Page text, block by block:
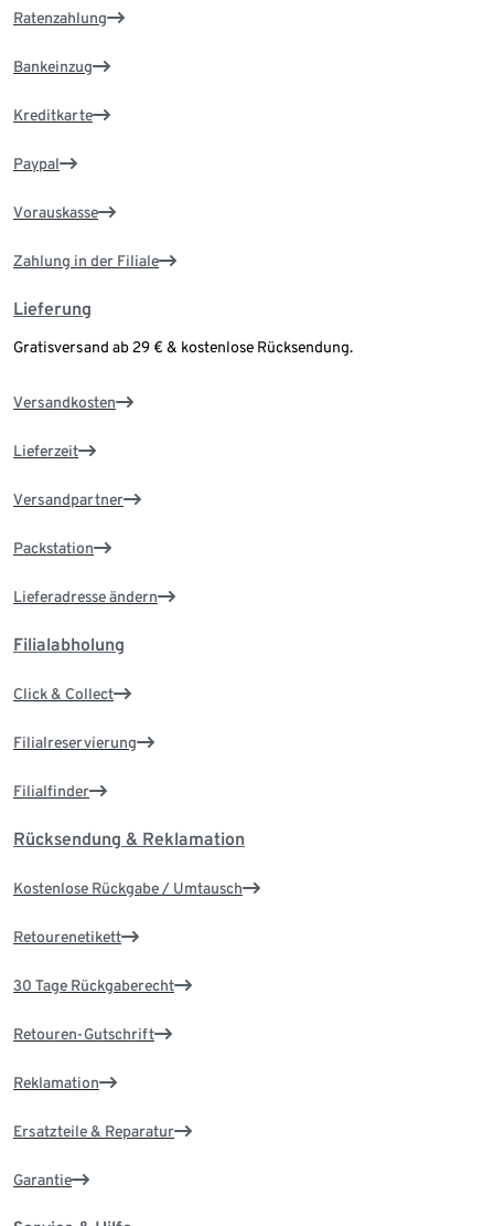
Ratenzahlung
Bankeinzug
Kreditkarte
Paypal
Vorauskasse
Zahlung in der Filiale
Lieferung
Gratisversand ab 29 € & kostenlose Rücksendung.
Versandkosten
Lieferzeit
Versandpartner
Packstation
Lieferadresse ändern
Filialabholung
Click & Collect
Filialreservierung
Filialfinder
Rücksendung & Reklamation
Kostenlose Rückgabe / Umtausch
Retourenetikett
30 Tage Rückgaberecht
Retouren-Gutschrift
Reklamation
Ersatzteile & Reparatur
Garantie